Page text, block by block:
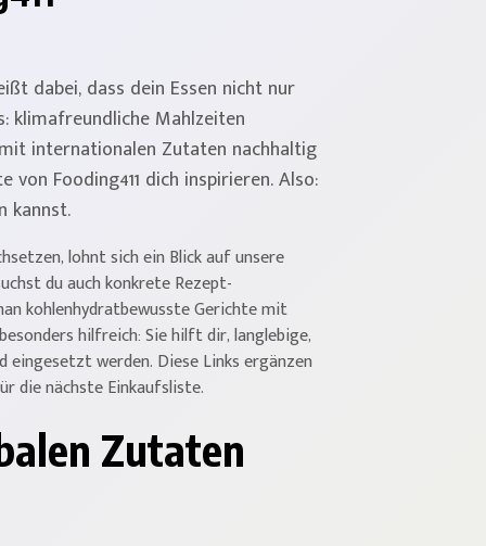
dabei, dass dein Essen nicht nur
klimafreundliche Mahlzeiten
internationalen Zutaten nachhaltig
Fooding411 dich inspirieren. Also:
kannst.
lohnt sich ein Blick auf unsere
du auch konkrete Rezept-
kohlenhydratbewusste Gerichte mit
hilfreich: Sie hilft dir, langlebige,
werden. Diese Links ergänzen
die nächste Einkaufsliste.
Zutaten